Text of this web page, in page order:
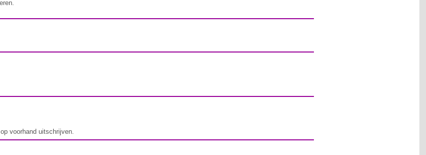
op voorhand uitschrijven.